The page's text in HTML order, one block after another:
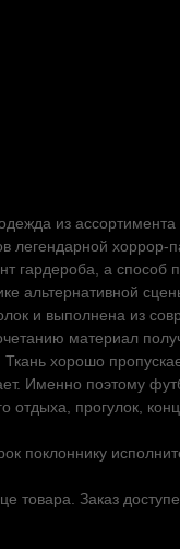
из ассортимента
легендарной хоррор-
гардероба, а способ
альтернативной
и выполнена из
материал
хорошо
Именно поэтому
отдыха, прогулок,
поклоннику
товара. Заказ